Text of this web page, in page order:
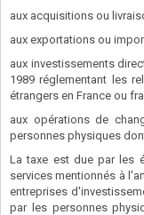
aux acquisitions ou
aux exportations ou
aux investissements
1989 réglementant les
étrangers en France ou
aux opérations de
personnes physiques
La taxe est due par les
services mentionnés à
entreprises
par les personnes